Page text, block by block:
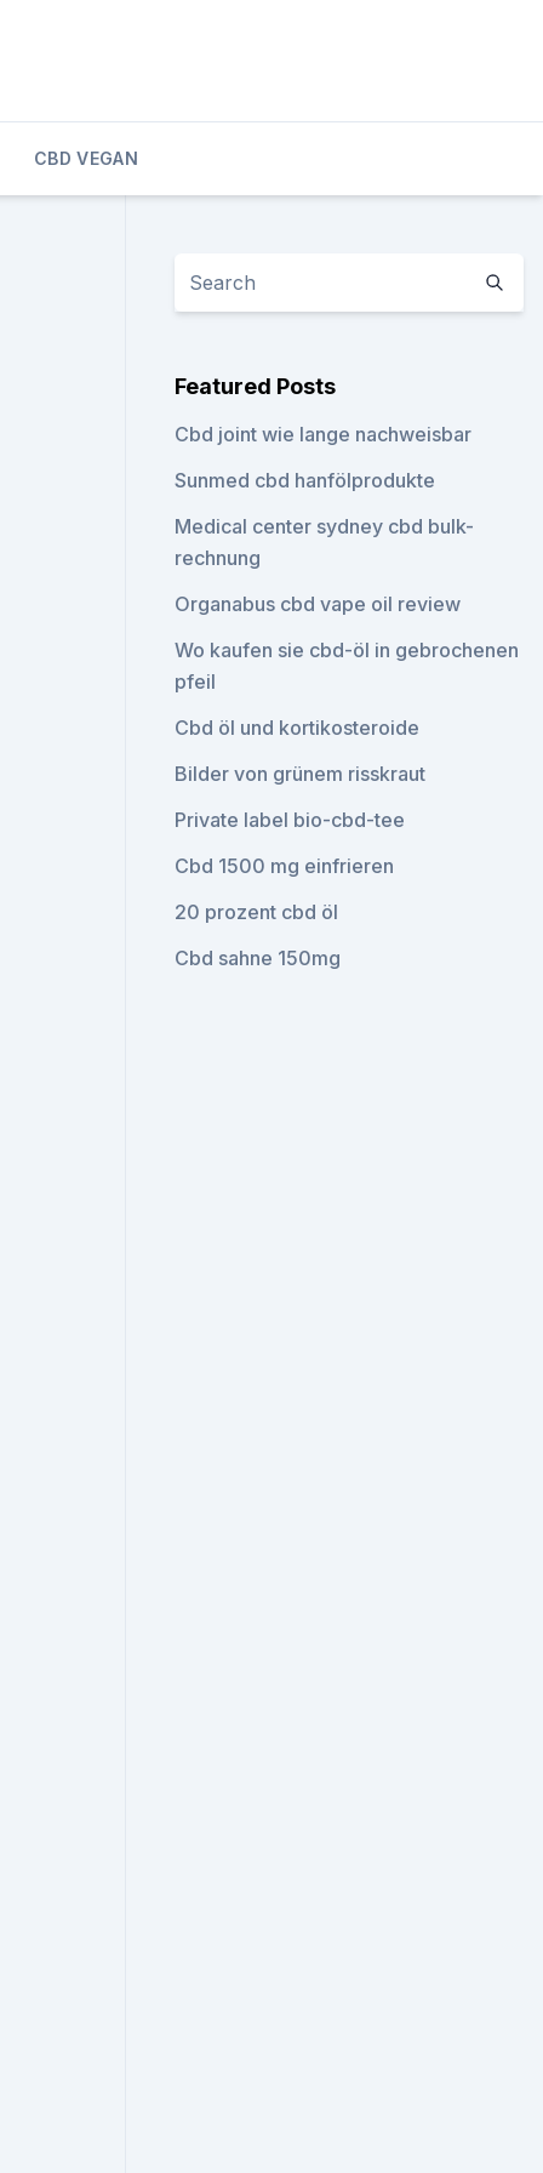
CBD VEGAN
Featured Posts
Cbd joint wie lange nachweisbar
Sunmed cbd hanfölprodukte
Medical center sydney cbd bulk-
rechnung
Organabus cbd vape oil review
Wo kaufen sie cbd-öl in gebrochenen
pfeil
Cbd öl und kortikosteroide
Bilder von grünem risskraut
Private label bio-cbd-tee
Cbd 1500 mg einfrieren
20 prozent cbd öl
Cbd sahne 150mg